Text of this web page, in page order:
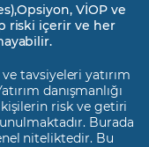
VİOP ve
riski içerir ve her
tavsiyeleri yatırım
danışmanlığı
risk ve getiri
Burada
niteliktedir. Bu